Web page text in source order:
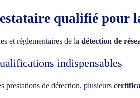
qualifié pour
et réglementaires de la détection de
indispensables
prestations de détection, plusieurs